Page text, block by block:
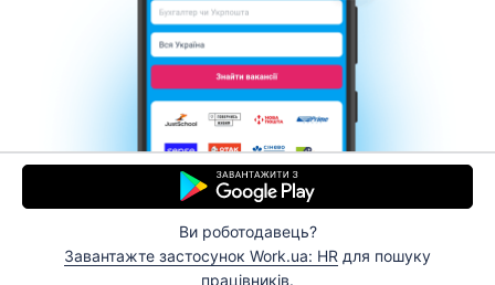
Ви роботодавець?
Завантажте застосунок Work.ua: HR для пошуку
працівників.
Контакти Про нас
Кар’єра
Допомога Умови використання
© 2006–2026 Work.ua. Сервіс пошуку роботи №1 в